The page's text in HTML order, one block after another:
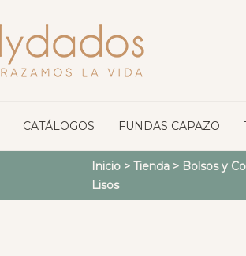
CATÁLOGOS FUNDAS CAPAZO
Inicio> Tienda> Bolsos y
Lisos